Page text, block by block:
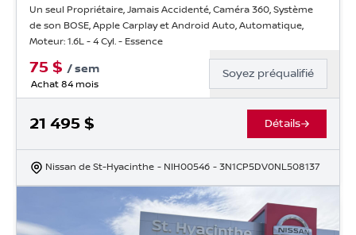
Un seul Propriétaire, Jamais Accidenté, Caméra 360, Système
de son BOSE, Apple Carplay et Android Auto, Automatique,
Moteur: 1.6L - 4 Cyl. - Essence
75 $ /sem
Achat 84 mois
Soyez préqualifié
21 495 $ Détails
Nissan de St-Hyacinthe - NIH00546 - 3N1CP5DV0NL508137